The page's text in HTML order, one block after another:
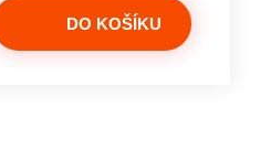
DO KOŠÍKU